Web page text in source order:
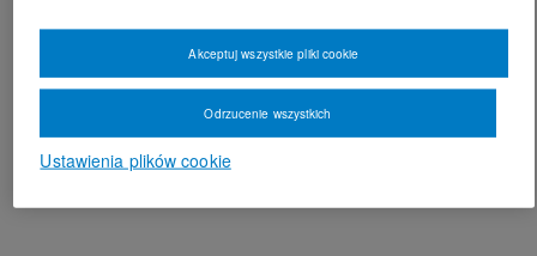
Ustawienia plików cookie
Odrzucenie wszystkich
Akceptuj wszystkie pliki cookie